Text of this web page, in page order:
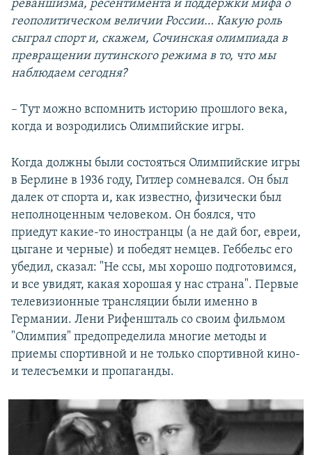
реваншизма, ресентимента и поддержки мифа о
геополитическом величии России… Какую роль
сыграл спорт и, скажем, Сочинская олимпиада в
превращении путинского режима в то, что мы
наблюдаем сегодня?
– Тут можно вспомнить историю прошлого века,
когда и возродились Олимпийские игры.
Когда должны были состояться Олимпийские игры
в Берлине в 1936 году, Гитлер сомневался. Он был
далек от спорта и, как известно, физически был
неполноценным человеком. Он боялся, что
приедут какие-то иностранцы (а не дай бог, евреи,
цыгане и черные) и победят немцев. Геббельс его
убедил, сказал: "Не ссы, мы хорошо подготовимся,
и все увидят, какая хорошая у нас страна". Первые
телевизионные трансляции были именно в
Германии. Лени Рифеншталь со своим фильмом
"Олимпия" предопределила многие методы и
приемы спортивной и не только спортивной кино-
и телесъемки и пропаганды.